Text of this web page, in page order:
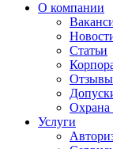
О компании
Статьи
Отзывы
Охрана
Услуги